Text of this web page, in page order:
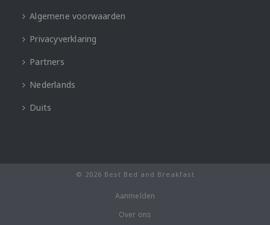
Algemene voorwaarden
Privacyverklaring
Partners
Nederlands
Duits
© 2026 Best Bed and Breakfast
Aanmelden
Over ons